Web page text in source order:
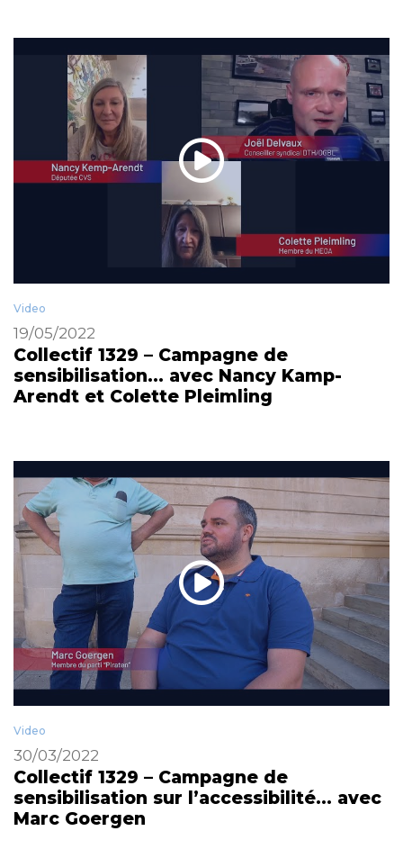
Video
19/05/2022
Collectif 1329 – Campagne de
sensibilisation… avec Nancy Kamp-
Arendt et Colette Pleimling
Video
30/03/2022
Collectif 1329 – Campagne de
sensibilisation sur l’accessibilité… avec
Marc Goergen